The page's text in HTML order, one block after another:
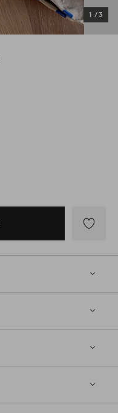
1 /3
aan